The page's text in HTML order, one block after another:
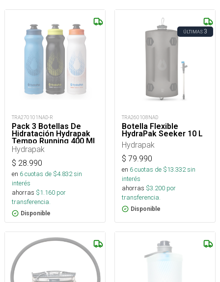
TRA270101NAD-R
Pack 3 Botellas De
Hidratación Hydrapak
Tempo Running 400 Ml
Hydrapak
$ 28.990
en 6cuotas de $4.832sin
interés
ahorras $1.160 por
transferencia.
Disponible
ÚLTIMAS3
TRA260108NAD
Botella Flexible
HydraPak Seeker 10 L
Hydrapak
$ 79.990
en 6cuotas de $13.332sin
interés
ahorras $3.200 por
transferencia.
Disponible